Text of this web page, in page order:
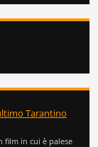
Tarantino
film in cui è palese